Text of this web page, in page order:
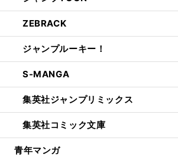
ZEBRACK
ジャンプルーキー！
S-MANGA
集英社ジャンプリミックス
集英社コミック文庫
青年マンガ